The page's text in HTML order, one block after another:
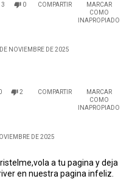
3 0 COMPARTIR
MARCAR
COMO
INAPROPIADO
NOVIEMBRE DE 2025
2 COMPARTIR
MARCAR
COMO
INAPROPIADO
DE 2025
a tu pagina y deja
en nuestra pagina infeliz.